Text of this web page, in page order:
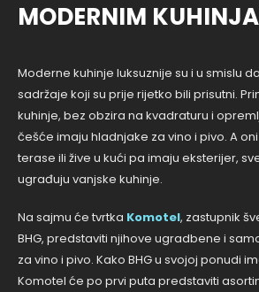
MODERNIM
Moderne kuhinje luksuznije su i u smislu
sadržaje koji su prije rijetko bili prisutni.
kuhinje, bez obzira na kvadraturu i
češće imaju hladnjake za vino i pivo. A
terase ili žive u kući pa imaju eksterijer,
ugrađuju vanjske kuhinje.
Na sajmu će tvrtka Komotel, zastupnik
BHG, predstaviti njihove ugradbene i
za vino i pivo. Kako BHG u svojoj ponudi
Komotel će po prvi puta predstaviti